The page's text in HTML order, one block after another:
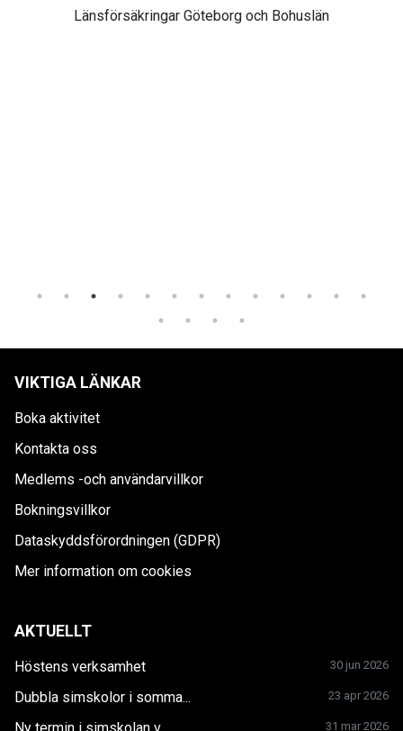
Länsförsäkringar Göteborg och Bohuslän
VIKTIGA LÄNKAR
Boka aktivitet
Kontakta oss
Medlems -och användarvillkor
Bokningsvillkor
Dataskyddsförordningen (GDPR)
Mer information om cookies
AKTUELLT
Höstens verksamhet 30 jun 2026
Dubbla simskolor i somma... 23 apr 2026
31 mar 2026